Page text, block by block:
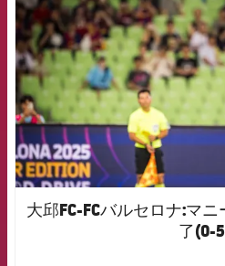
大邱FC-FCバルセロナ:マ
了(0-